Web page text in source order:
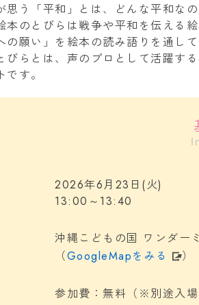
思う「平和」とは、どんな平和なの
本のとびらは戦争や平和を伝える
の願い」を絵本の読み語りを通し
びらとは、声のプロとして活躍す
す。
2026年6月23日(火)
13:00～13:40
沖縄こどもの国 ワンダー
（GoogleMapをみる ）
参加費：無料（※別途入場